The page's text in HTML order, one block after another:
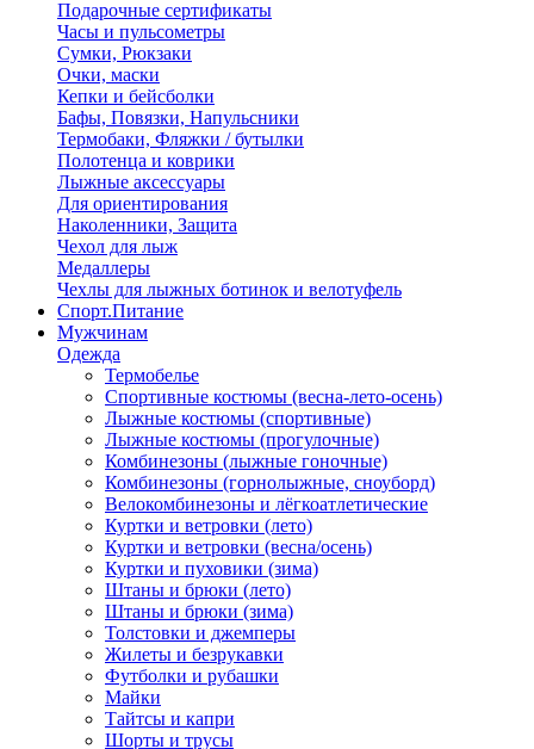
Подарочные сертификаты
Часы и пульсометры
Сумки, Рюкзаки
Очки, маски
Кепки и бейсболки
Бафы, Повязки, Напульсники
Термобаки, Фляжки / бутылки
Полотенца и коврики
Лыжные аксессуары
Для ориентирования
Наколенники, Защита
Чехол для лыж
Медаллеры
Чехлы для лыжных ботинок и велотуфель
Спорт.Питание
Мужчинам
Одежда
Термобелье
Спортивные костюмы (весна-лето-осень)
Лыжные костюмы (спортивные)
Лыжные костюмы (прогулочные)
Комбинезоны (лыжные гоночные)
Комбинезоны (горнолыжные, сноуборд)
Велокомбинезоны и лёгкоатлетические
Куртки и ветровки (лето)
Куртки и ветровки (весна/осень)
Куртки и пуховики (зима)
Штаны и брюки (лето)
Штаны и брюки (зима)
Толстовки и джемперы
Жилеты и безрукавки
Футболки и рубашки
Майки
Тайтсы и капри
Шорты и трусы